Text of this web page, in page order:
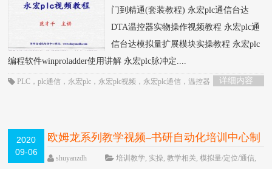
门到精通(套装教程) 永宏plc通信台达
DTA温控器实物操作视频教程 永宏plc通
信台达模拟量扩展模块实操教程 永宏plc
编程软件winproladder使用讲解 永宏plc脉冲定....
详细内容
PLC ，plc通信 ， 永宏plc ， 永宏plc视频 ， 永宏plc通信 ，温控器
2020
09-06
欧姆龙系列教学视频–书研自动化培训中心制
作
HOT
shuyanzdh 培训教学, 实操,教学相关,模拟量/定位/通信,